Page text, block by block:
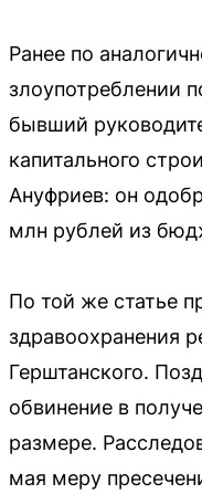
Ранее по
злоупотреблении
бывший
капитального
Ануфриев: он
млн рублей из
По той же статье
здравоохранения
Герштанского.
обвинение в
размере.
мая меру